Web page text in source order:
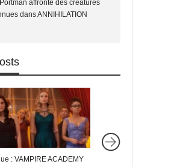
affronte des créatures
dans ANNIHILATION
: VAMPIRE ACADEMY